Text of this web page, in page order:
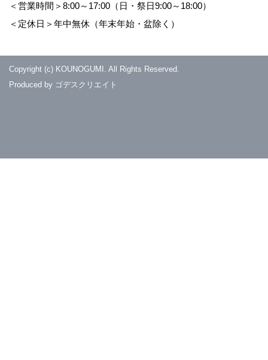
＜営業時間＞8:00～17:00（日・祭日9:00～18:00）
＜定休日＞年中無休（年末年始・盆除く）
Copyright (c) KOUNOGUMI. All Rights Reserved.
Produced by ゴデスクリエイト